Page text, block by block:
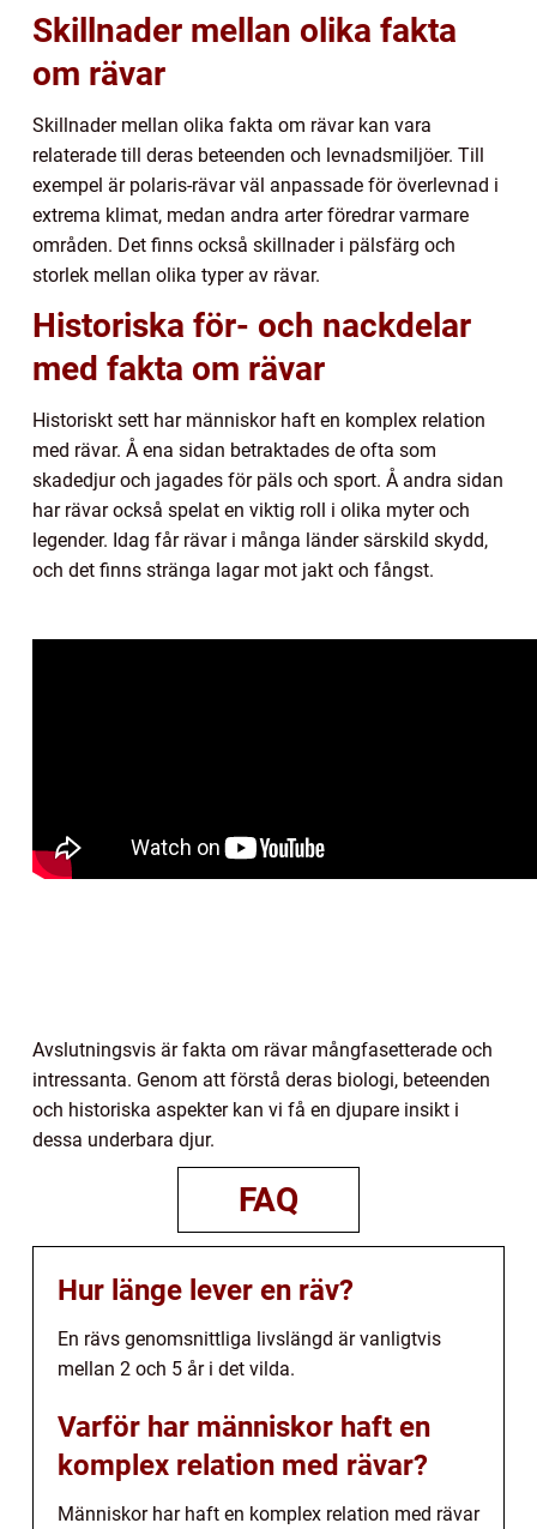
Skillnader mellan olika fakta
om rävar
Skillnader mellan olika fakta om rävar kan vara
relaterade till deras beteenden och levnadsmiljöer. Till
exempel är polaris-rävar väl anpassade för överlevnad i
extrema klimat, medan andra arter föredrar varmare
områden. Det finns också skillnader i pälsfärg och
storlek mellan olika typer av rävar.
Historiska för- och nackdelar
med fakta om rävar
Historiskt sett har människor haft en komplex relation
med rävar. Å ena sidan betraktades de ofta som
skadedjur och jagades för päls och sport. Å andra sidan
har rävar också spelat en viktig roll i olika myter och
legender. Idag får rävar i många länder särskild skydd,
och det finns stränga lagar mot jakt och fångst.
Avslutningsvis är fakta om rävar mångfasetterade och
intressanta. Genom att förstå deras biologi, beteenden
och historiska aspekter kan vi få en djupare insikt i
dessa underbara djur.
FAQ
Hur länge lever en räv?
En rävs genomsnittliga livslängd är vanligtvis
mellan 2 och 5 år i det vilda.
Varför har människor haft en
komplex relation med rävar?
Människor har haft en komplex relation med rävar